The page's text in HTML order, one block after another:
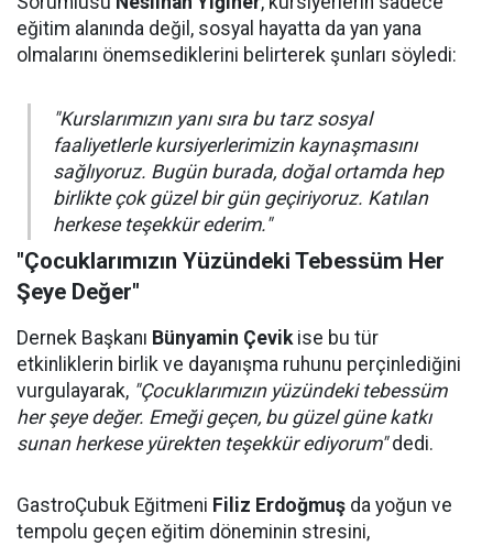
eğitim alanında değil, sosyal hayatta da yan yana
olmalarını önemsediklerini belirterek şunları söyledi:
"Kurslarımızın yanı sıra bu tarz sosyal
faaliyetlerle kursiyerlerimizin kaynaşmasını
sağlıyoruz. Bugün burada, doğal ortamda hep
birlikte çok güzel bir gün geçiriyoruz. Katılan
herkese teşekkür ederim."
"Çocuklarımızın Yüzündeki Tebessüm Her
Şeye Değer"
Dernek Başkanı Bünyamin Çevikise bu tür
etkinliklerin birlik ve dayanışma ruhunu perçinlediğini
vurgulayarak, "Çocuklarımızın yüzündeki tebessüm
her şeye değer. Emeği geçen, bu güzel güne katkı
sunan herkese yürekten teşekkür ediyorum"dedi.
GastroÇubuk Eğitmeni Filiz Erdoğmuş da yoğun ve
tempolu geçen eğitim döneminin stresini,